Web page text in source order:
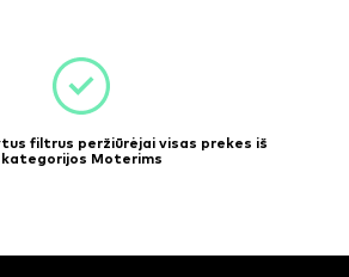
filtrus peržiūrėjai visas prekes iš
kategorijos Moterims